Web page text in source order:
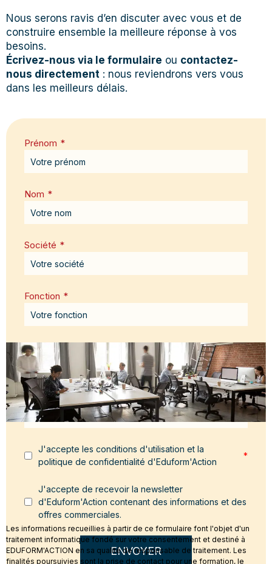
Nous serons ravis d’en discuter avec vous et de
construire ensemble la meilleure réponse à vos
besoins.
Écrivez-nous via le formulaire ou contactez-
nous directement : nous reviendrons vers vous
dans les meilleurs délais.
Prénom *
Nom *
Société *
Fonction *
Email
Message
J'accepte les conditions d'utilisation et la
politique de confidentialité d'Eduform'Action
*
J'accepte de recevoir la newsletter
d'Eduform'Action contenant des informations et des
offres commerciales.
ENVOYER
Les informations recueillies à partir de ce formulaire font l'objet d'un
traitement informatique fondé sur votre consentement et destiné à
EDUFORM'ACTION en sa qualité de responsable de traitement. Les
finalités poursuivies sont la prise de contact pour une formation, le